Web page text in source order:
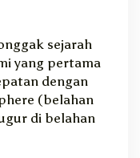
sejarah
yang pertama
dengan
(belahan
di belahan